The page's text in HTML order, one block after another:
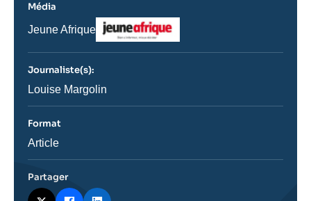
Média
Nom
journal,
ou
émission
Jeune Afrique
Logo
Journaliste(s):
Journaliste
Louise Margolin
Format
Catégorie
Article
Partager